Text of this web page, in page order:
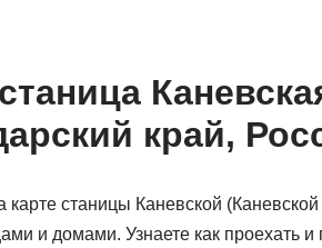
край,
станицы Каневской (Каневской
и домами. Узнаете как проехать и